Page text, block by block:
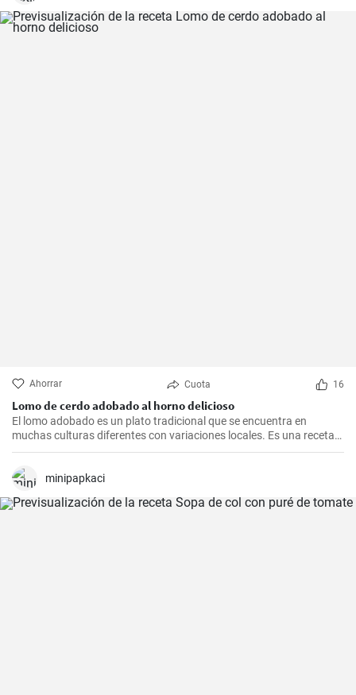
Ahorrar Cuota 16
Lomo de cerdo adobado al horno delicioso
El lomo adobado es un plato tradicional que se encuentra en
muchas culturas diferentes con variaciones locales. Es una receta
sencilla y deliciosa que consiste en una pieza jugosa de lomo de
antes de ser asado hasta quedar tierno y sabroso. Es excelente
minipapkaci